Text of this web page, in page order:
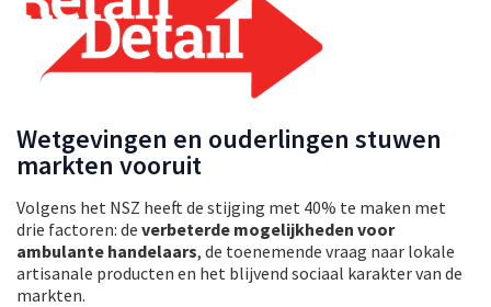
Wetgevingen en ouderlingen stuwen
markten vooruit
Volgens het NSZ heeft de stijging met 40% te maken met
drie factoren: de verbeterde mogelijkheden voor
ambulante handelaars, de toenemende vraag naar lokale
artisanale producten en het blijvend sociaal karakter van de
markten.